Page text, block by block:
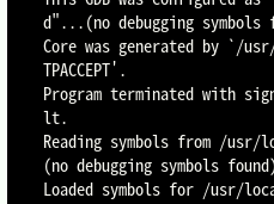
d"...(no debugging
Core was generated by `/
TPACCEPT'.
Program terminated with
lt.
Reading symbols from /
(no debugging symbols
Loaded symbols for /usr/